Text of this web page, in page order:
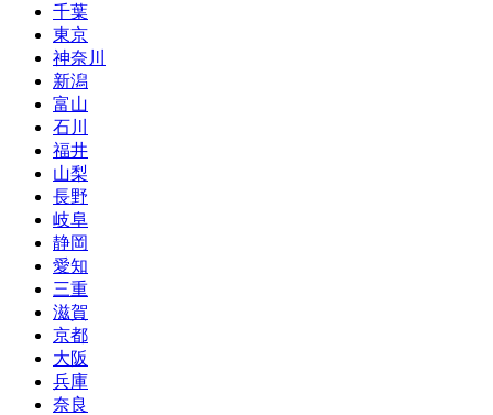
千葉
東京
神奈川
新潟
富山
石川
福井
山梨
長野
岐阜
静岡
愛知
三重
滋賀
京都
大阪
兵庫
奈良